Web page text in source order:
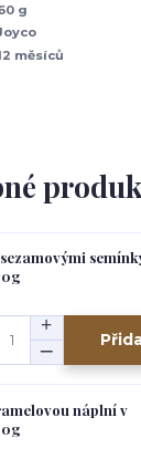
g
měsíců
náplní v